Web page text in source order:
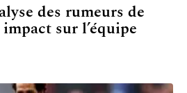
des rumeurs de
sur l’équipe